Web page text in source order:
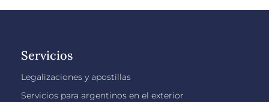
Servicios
Legalizaciones y apostillas
Servicios para argentinos en el exterior